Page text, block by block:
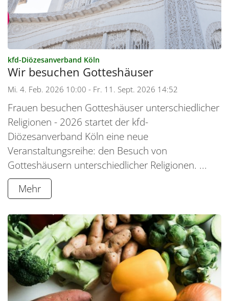
kfd-Diözesanverband Köln
Wir besuchen Gotteshäuser
Mi. 4. Feb. 2026 10:00 - Fr. 11. Sept. 2026 14:52
Frauen besuchen Gotteshäuser unterschiedlicher
Religionen - 2026 startet der kfd-
Diözesanverband Köln eine neue
Veranstaltungsreihe: den Besuch von
Gotteshäusern unterschiedlicher Religionen. ...
Mehr